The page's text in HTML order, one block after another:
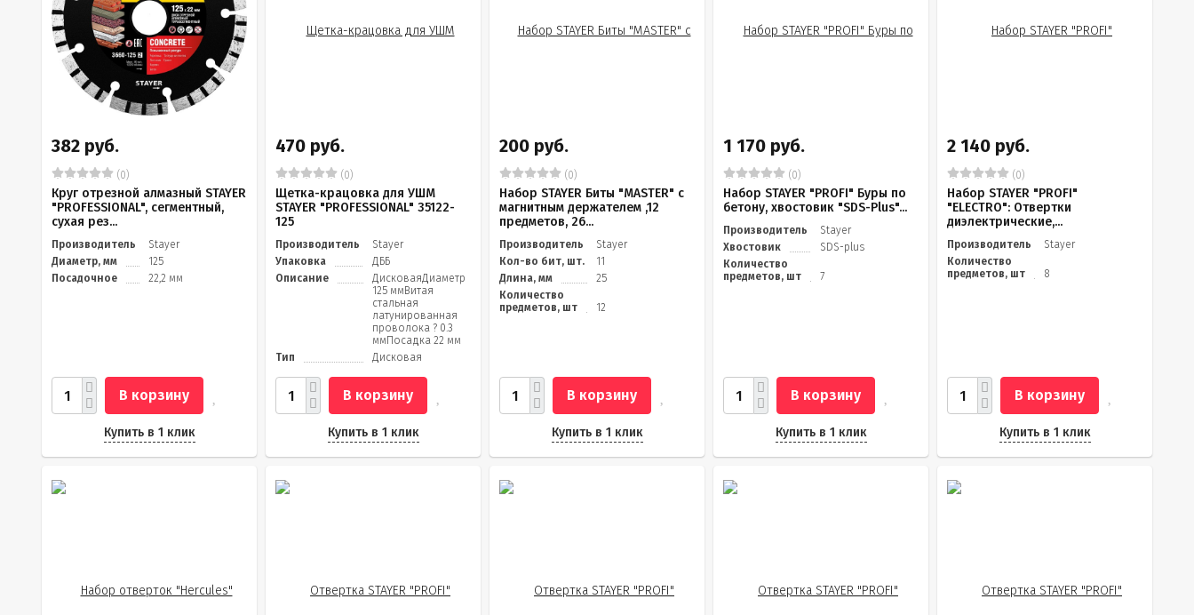
382 руб.
(0)
Круг отрезной алмазный STAYER
"PROFESSIONAL", сегментный,
сухая рез...
Производитель
Stayer
Диаметр, мм
125
Посадочное
22,2 мм
В корзину
Купить в 1 клик
470 руб.
(0)
Щетка-крацовка для УШМ
STAYER "PROFESSIONAL" 35122-
125
Производитель
Stayer
Упаковка
ДББ
Описание
ДисковаяДиаметр
125 ммВитая
стальная
латунированная
проволока ? 0.3
ммПосадка 22 мм
Тип
Дисковая
В корзину
Купить в 1 клик
200 руб.
(0)
Набор STAYER Биты "MASTER" с
магнитным держателем ,12
предметов, 26...
Производитель
Stayer
Кол-во бит, шт.
11
Длина, мм
25
Количество
предметов, шт
12
В корзину
Купить в 1 клик
1 170 руб.
(0)
Набор STAYER "PROFI" Буры по
бетону, хвостовик "SDS-Plus"...
Производитель
Stayer
Хвостовик
SDS-plus
Количество
предметов, шт
7
В корзину
Купить в 1 клик
2 140 руб.
(0)
Набор STAYER "PROFI"
"ELECTRO": Отвертки
диэлектрические,...
Производитель
Stayer
Количество
предметов, шт
8
В корзину
Купить в 1 клик